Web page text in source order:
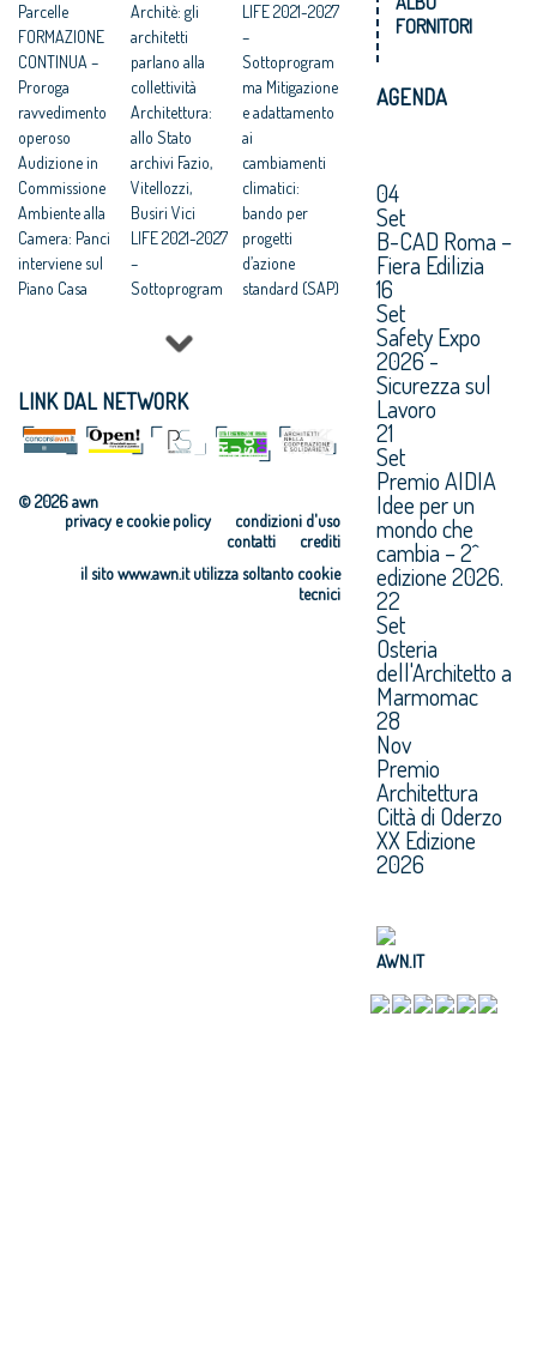
Parcelle
FORMAZIONE
CONTINUA –
Proroga
ravvedimento
operoso
Audizione in
Commissione
Ambiente alla
Camera: Panci
interviene sul
Piano Casa
Consiglio: una
squadra al
lavoro per il
professione
Architè: gli
architetti
parlano alla
collettività
Architettura:
allo Stato
archivi Fazio,
Vitellozzi,
Busiri Vici
LIFE 2021-2027
–
Sottoprogram
biodiversità:
progetti
d’azione
standard (SAP)
LIFE 2021-2027
Sottoprogram
all’energia
LIFE 2021-2027
–
Sottoprogram
ma Mitigazione
e adattamento
ai
cambiamenti
climatici:
bando per
progetti
d’azione
standard (SAP)
qualità della
vita: bando per
d’azione
standard (SAP)
LIFE 2021-2027
–Bando per
LINK DAL NETWORK
© 2026 awn
condizioni d'uso
privacy e cookie policy
crediti
contatti
il sito www.awn.it utilizza soltanto cookie
tecnici
FORNITORI
AGENDA
04
Set
B-CAD Roma –
Fiera Edilizia
16
Set
Safety Expo
2026 -
Sicurezza sul
Lavoro
21
Set
Premio AIDIA
Idee per un
mondo che
cambia – 2^
edizione 2026.
22
Set
Osteria
dell'Architetto a
Marmomac
28
Nov
Premio
Architettura
Città di Oderzo
XX Edizione
2026
AWN.IT